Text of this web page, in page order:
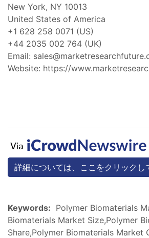
New York, NY 10013
United States of America
+1 628 258 0071 (US)
+44 2035 002 764 (UK)
Email:
Website: https://
詳細については、ここをクリックし
Keywords: Polymer Biomaterials
Biomaterials Market Size,Polymer
Share,Polymer Biomaterials Market